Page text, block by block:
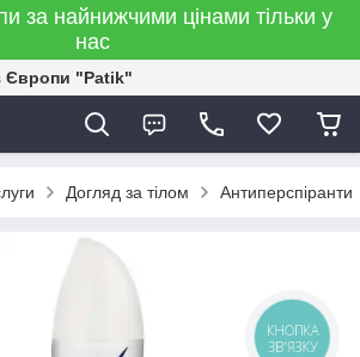
за найнижчими цінами тільки у
нас
Європи "Patik"
Догляд за тілом Антиперспіранти
КНОПКА
ЗВ'ЯЗКУ